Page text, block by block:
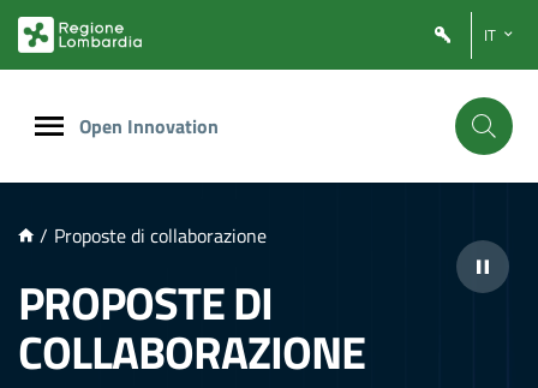
PRINCIPALE
IT
Open Innovation
/ Proposte di collaborazione
PROPOSTE DI
COLLABORAZIONE